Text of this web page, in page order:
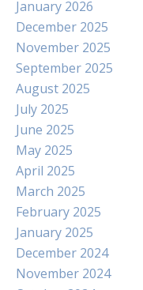
January 2026
December 2025
November 2025
September 2025
August 2025
July 2025
June 2025
May 2025
April 2025
March 2025
February 2025
January 2025
December 2024
November 2024